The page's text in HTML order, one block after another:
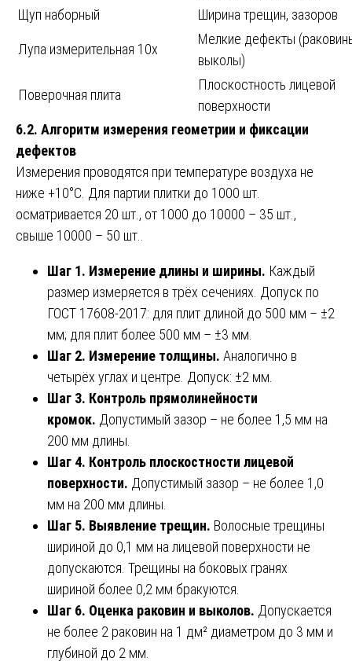
Щуп наборный
Ширина трещин, зазоров
Лупа измерительная 10х
Мелкие дефекты
выколы)
Поверочная плита
Плоскостность лицевой
поверхности
6.2. Алгоритм измерения геометрии и фиксации
дефектов
Измерения проводятся при температуре воздуха не
ниже +10°С. Для партии плитки до 1000 шт.
осматривается 20 шт., от 1000 до 10000 – 35 шт.,
свыше 10000 – 50 шт..
Шаг 1. Измерение длины и ширины. Каждый
размер измеряется в трёх сечениях. Допуск по
ГОСТ 17608-2017: для плит длиной до 500 мм – ±2
мм; для плит более 500 мм – ±3 мм.
Шаг 2. Измерение толщины. Аналогично в
четырёх углах и центре. Допуск: ±2 мм.
Шаг 3. Контроль прямолинейности
кромок. Допустимый зазор – не более 1,5 мм на
200 мм длины.
Шаг 4. Контроль плоскостности лицевой
поверхности. Допустимый зазор – не более 1,0
мм на 200 мм длины.
Шаг 5. Выявление трещин. Волосные трещины
шириной до 0,1 мм на лицевой поверхности не
допускаются. Трещины на боковых гранях
шириной более 0,2 мм бракуются.
Шаг 6. Оценка раковин и выколов. Допускается
не более 2 раковин на 1 дм² диаметром до 3 мм и
глубиной до 2 мм.